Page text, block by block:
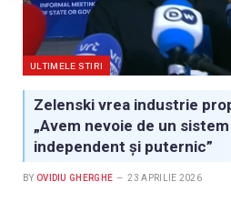
ULTIMELE STIRI
Zelenski vrea industrie
„Avem nevoie de un
independent și puternic”
BY OVIDIU GHERGHE 23 APRILIE 2026